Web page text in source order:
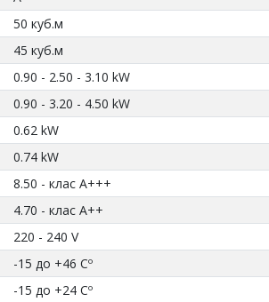
50 куб.м
45 куб.м
0.90 - 2.50 - 3.10 kW
0.90 - 3.20 - 4.50 kW
0.62 kW
0.74 kW
8.50 - клас A+++
4.70 - клас А++
220 - 240 V
-15 до +46 Cº
-15 до +24 Cº